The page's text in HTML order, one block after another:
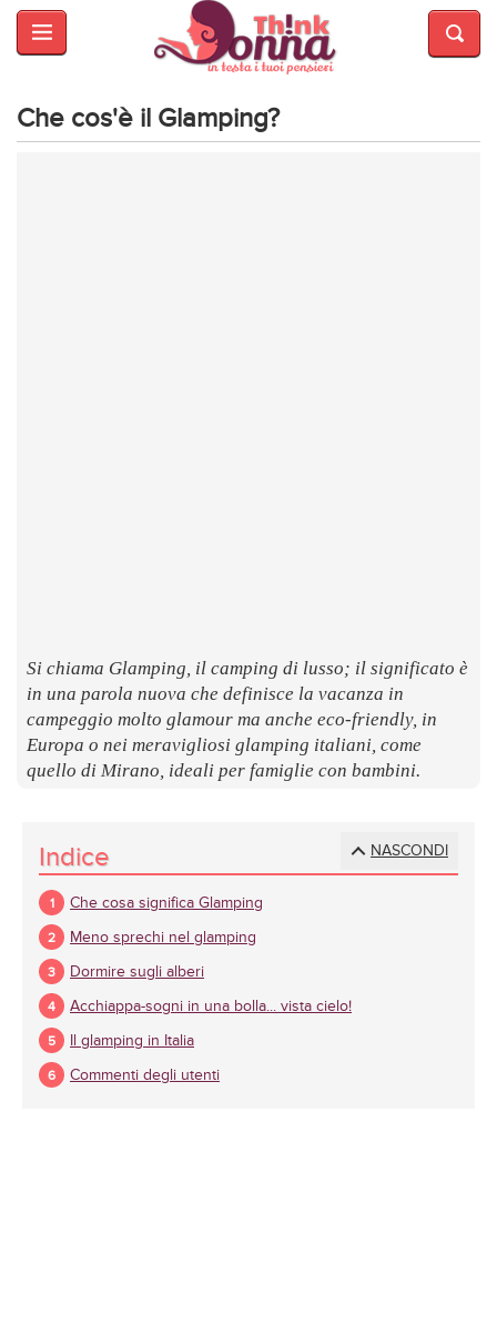
HOME
E
BELLEZZA
Che cos'è il Glamping?
Si chiama Glamping, il camping di lusso; il significato è
in una parola nuova che definisce la vacanza in
campeggio molto glamour ma anche eco-friendly, in
Europa o nei meravigliosi glamping italiani, come
quello di Mirano, ideali per famiglie con bambini.
NASCONDI
Indice
Che cosa significa Glamping
Meno sprechi nel glamping
Dormire sugli alberi
Acchiappa-sogni in una bolla... vista cielo!
Il glamping in Italia
Commenti degli utenti